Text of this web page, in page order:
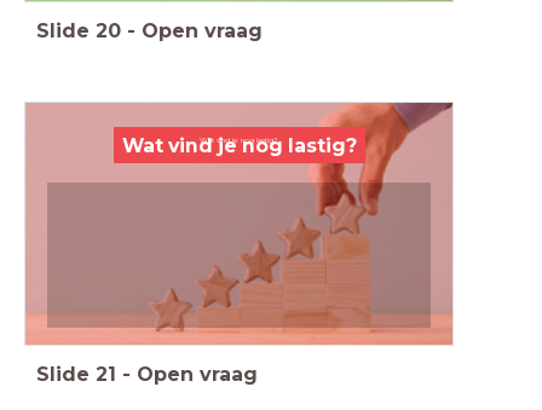
Slide 20 - Open vraag
Wat vind je nog lastig?
Wat vind je nog lastig?
Slide 21 - Open vraag